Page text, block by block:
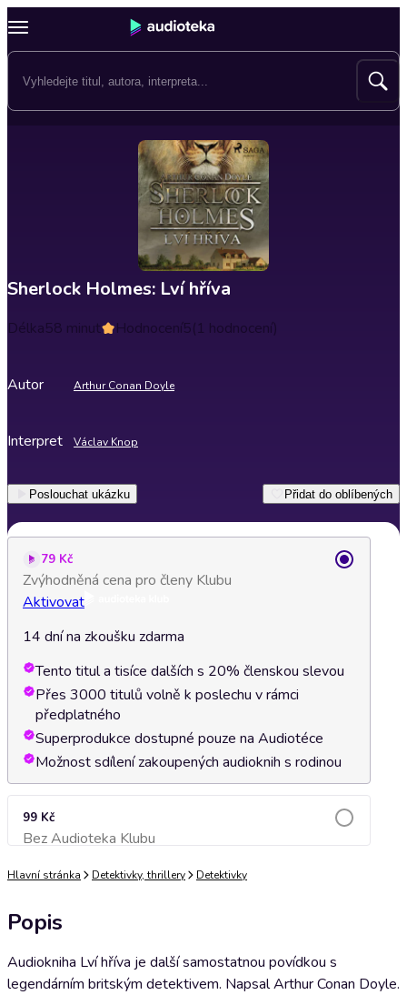
Sherlock Holmes: Lví hříva
Délka58 minut Hodnocení5(1 hodnocení)
Autor Arthur Conan Doyle
Interpret Václav Knop
Poslouchat ukázku Přidat do oblíbených
79 Kč
Zvýhodněná cena pro členy Klubu
Aktivovat
14 dní na zkoušku zdarma
Tento titul a tisíce dalších s 20% členskou slevou
Přes 3000 titulů volně k poslechu v rámci
předplatného
Superprodukce dostupné pouze na Audiotéce
Možnost sdílení zakoupených audioknih s rodinou
99 Kč
Bez Audioteka KlubuPřidat do košíku
Hlavní stránka Detektivky, thrillery Detektivky
Popis
Audiokniha Lví hříva je další samostatnou povídkou s
legendárním britským detektivem. Napsal Arthur Conan Doyle.